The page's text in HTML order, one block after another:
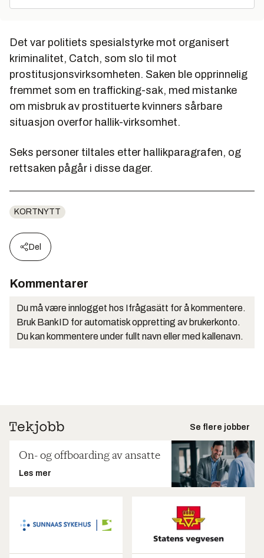
Det var politiets spesialstyrke mot organisert
kriminalitet, Catch, som slo til mot
prostitusjonsvirksomheten. Saken ble opprinnelig
fremmet som en trafficking-sak, med mistanke
om misbruk av prostituerte kvinners sårbare
situasjon overfor hallik-virksomhet.
Seks personer tiltales etter hallikparagrafen, og
rettsaken pågår i disse dager.
KORTNYTT
Del
Kommentarer
Du må være innlogget hos Ifrågasätt for å kommentere.
Bruk BankID for automatisk oppretting av brukerkonto.
Du kan kommentere under fullt navn eller med kallenavn.
Se flere jobber
On- og offboarding av ansatte
Les mer